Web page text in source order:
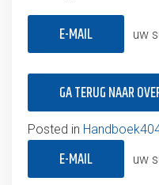
E-MAIL uw
GA TERUG NAAR
Posted in
E-MAIL uw